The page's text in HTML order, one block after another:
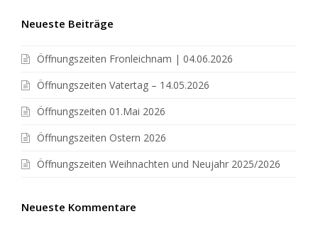
Neueste Beiträge
Öffnungszeiten Fronleichnam | 04.06.2026
Öffnungszeiten Vatertag – 14.05.2026
Öffnungszeiten 01.Mai 2026
Öffnungszeiten Ostern 2026
Öffnungszeiten Weihnachten und Neujahr 2025/2026
Neueste Kommentare